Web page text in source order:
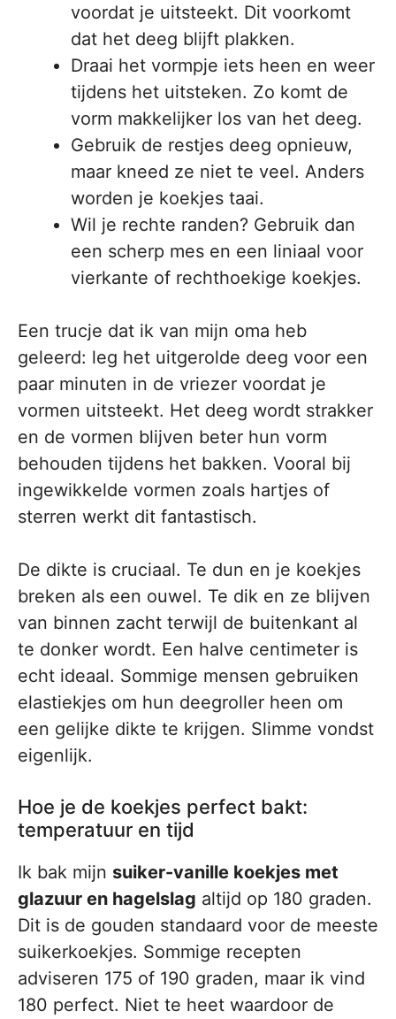
voordat je uitsteekt. Dit voorkomt
dat het deeg blijft plakken.
Draai het vormpje iets heen en weer
tijdens het uitsteken. Zo komt de
vorm makkelijker los van het deeg.
Gebruik de restjes deeg opnieuw,
maar kneed ze niet te veel. Anders
worden je koekjes taai.
Wil je rechte randen? Gebruik dan
een scherp mes en een liniaal voor
vierkante of rechthoekige koekjes.
Een trucje dat ik van mijn oma heb
geleerd: leg het uitgerolde deeg voor een
paar minuten in de vriezer voordat je
vormen uitsteekt. Het deeg wordt strakker
en de vormen blijven beter hun vorm
behouden tijdens het bakken. Vooral bij
ingewikkelde vormen zoals hartjes of
sterren werkt dit fantastisch.
De dikte is cruciaal. Te dun en je koekjes
breken als een ouwel. Te dik en ze blijven
van binnen zacht terwijl de buitenkant al
te donker wordt. Een halve centimeter is
echt ideaal. Sommige mensen gebruiken
elastiekjes om hun deegroller heen om
een gelijke dikte te krijgen. Slimme vondst
eigenlijk.
Hoe je de koekjes perfect bakt:
temperatuur en tijd
Ik bak mijn suiker-vanille koekjes met
glazuur en hagelslag altijd op 180 graden.
Dit is de gouden standaard voor de meeste
suikerkoekjes. Sommige recepten
adviseren 175 of 190 graden, maar ik vind
180 perfect. Niet te heet waardoor de